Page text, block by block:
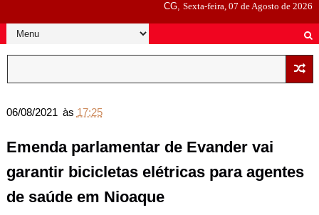
CG,Sexta-feira, 07 de Agosto de 2026
06/08/2021 às 17:25
Emenda parlamentar de Evander vai
garantir bicicletas elétricas para agentes
de saúde em Nioaque